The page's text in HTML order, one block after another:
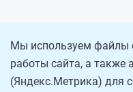
Мы используем файлы
работы сайта, а также
(Яндекс.Метрика) для